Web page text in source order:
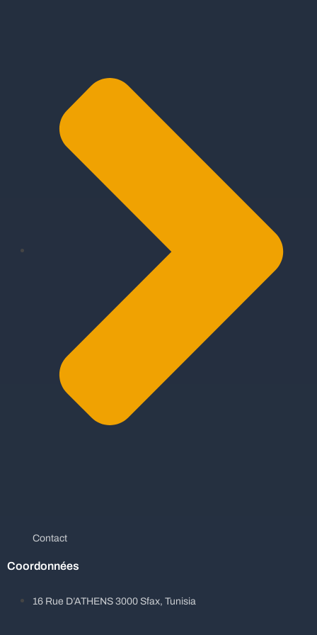
Contact
Coordonnées
16 Rue D’ATHENS 3000 Sfax, Tunisia